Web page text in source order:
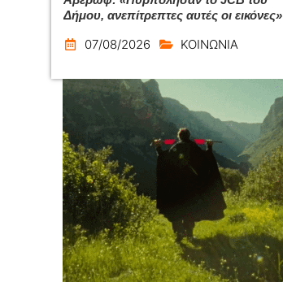
Δήμου, ανεπίτρεπτες αυτές οι εικόνες»
07/08/2026 ΚΟΙΝΩΝΙΑ